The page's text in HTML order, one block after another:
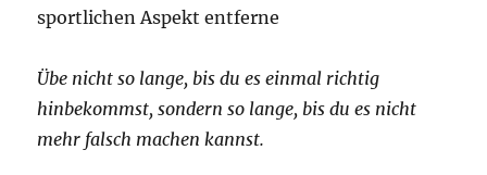
sportlichen Aspekt entferne
Übe nicht so lange, bis du es einmal richtig
hinbekommst, sondern so lange, bis du es nicht
mehr falsch machen kannst.